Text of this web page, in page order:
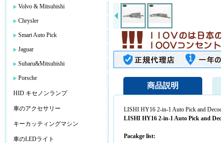
Volvo & Mitsubishi
Chrysler
Smart Auto Pick
Jaguar
Subaru&Mitsubishi
Porsche
HID キセノンランプ
車のアクセサリー
キーカッティングマシン
車のLEDライト
商品説明
LISHI HY16 2-in-1 Auto Pick and
LISHI HY16 2-in-1 Auto Pick and
Pacakge list: